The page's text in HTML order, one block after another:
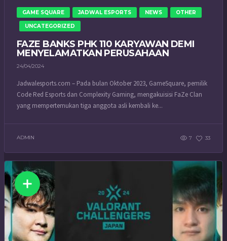
GAME SQUARE JADWAL ESPORTS NEWS OTHER
UNCATEGORIZED
FAZE BANKS PHK 110 KARYAWAN DEMI
MENYELAMATKAN PERUSAHAAN
24/04/2024
Jadwalesports.com – Pada bulan Oktober 2023, GameSquare, pemilik
Code Red Esports dan Complexity Gaming, mengakuisisi FaZe Clan
yang mempertemukan tiga anggota asli kembali ke...
ADMIN 7 33